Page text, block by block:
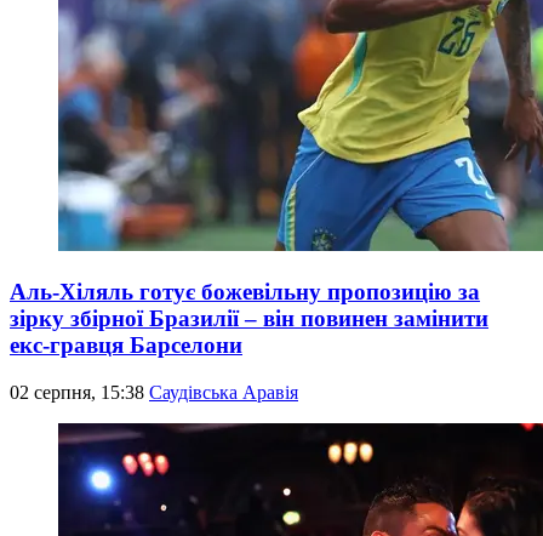
Аль-Хіляль готує божевільну пропозицію за
зірку збірної Бразилії – він повинен замінити
екс-гравця Барселони
02 серпня, 15:38 Саудівська Аравія